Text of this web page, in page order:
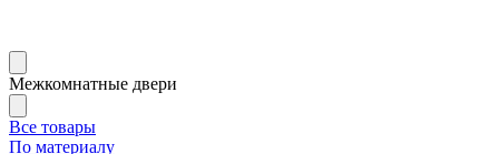
Межкомнатные двери
Все товары
По материалу